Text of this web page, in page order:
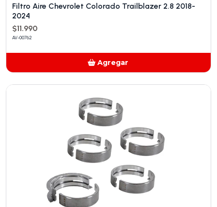
Filtro Aire Chevrolet Colorado Trailblazer 2.8 2018-
2024
$11.990
AV-00762
Agregar